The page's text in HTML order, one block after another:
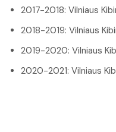
2017-2018: Vilniaus
2018-2019: Vilniaus
2019-2020: Vilniaus
2020-2021: Vilniaus